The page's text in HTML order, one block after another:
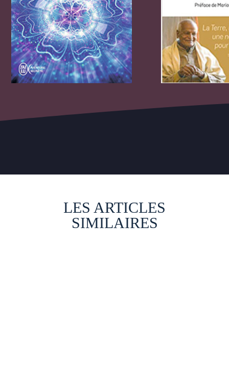
LES ARTICLES
SIMILAIRES